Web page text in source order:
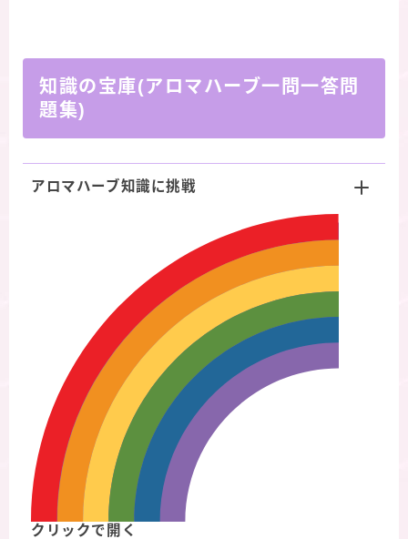
知識の宝庫(アロマハーブ一問一答問
題集)
アロマハーブ知識に挑戦
クリックで開く